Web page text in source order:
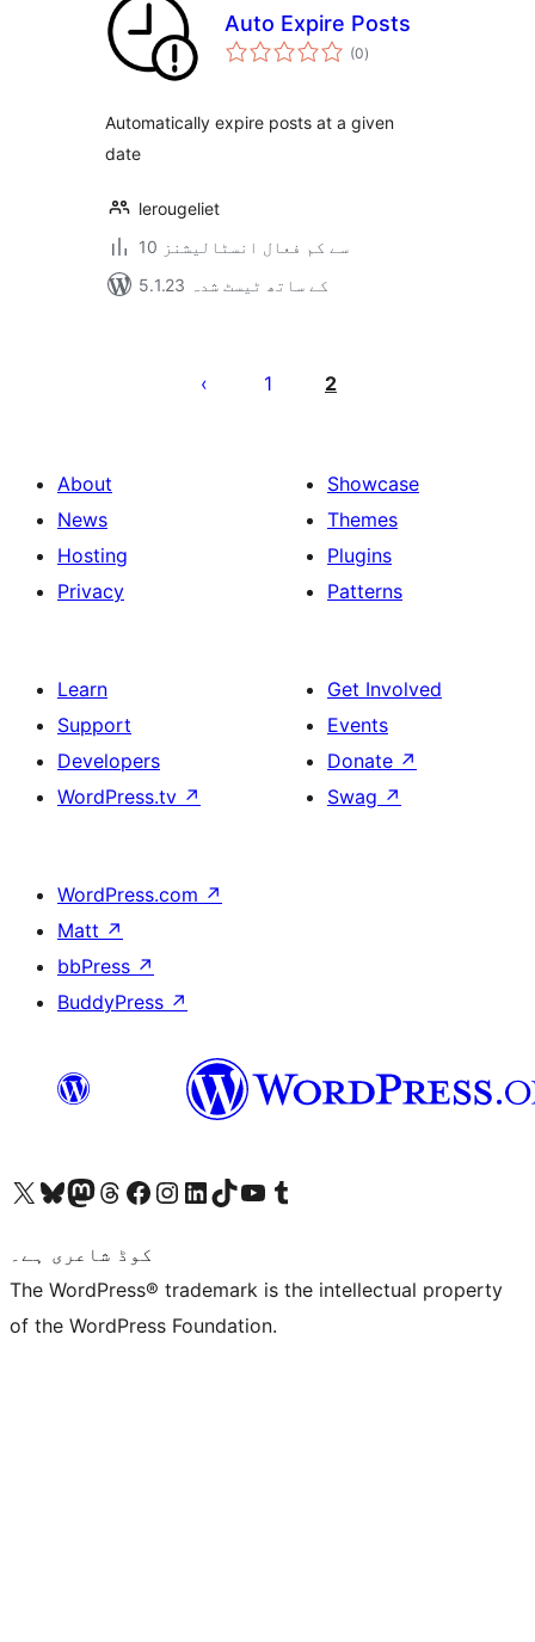
Auto Expire Posts
(0مجموعی
درجہ
)
Automatically expire posts at a given
date
lerougeliet
10 سے کم فعال انسٹالیشنز
5.1.23 کے ساتھ ٹیسٹ شدہ
pagination
1 2
About
News
Hosting
Privacy
Showcase
Themes
Plugins
Patterns
Learn
Support
Developers
WordPress.tv ↗
Get Involved
Events
Donate ↗
Swag ↗
WordPress.com ↗
Matt ↗
bbPress ↗
BuddyPress ↗
Visit our X (formerly Twitter) account
ہمارے بلیواسکائی اکاؤنٹ پر جائیں
Visit our Mastodon account
ہمارے ٹھریڈز اکاؤنٹ پر جائیں
Visit our Facebook page
Visit our Instagram account
Visit our LinkedIn account
ہمارے ٹک ٹاک اکاؤنٹ پر جائیں
Visit our YouTube channel
ہمارے ٹمبلر اکاؤنٹ پر جائیں
کوڈ شاعری ہے۔
The WordPress® trademark is the intellectual property
of the WordPress Foundation.